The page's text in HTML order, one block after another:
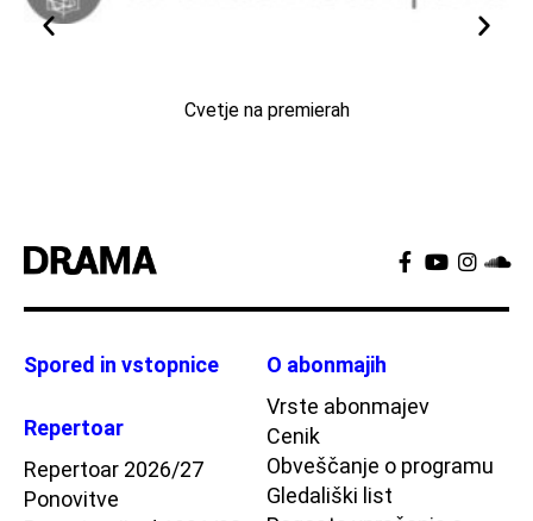
Cvetje na premierah
Spored in vstopnice
Repertoar
Repertoar 2026/27
Ponovitve
O abonmajih
Vrste abonmajev
Cenik
Obveščanje o programu
Gledališki list